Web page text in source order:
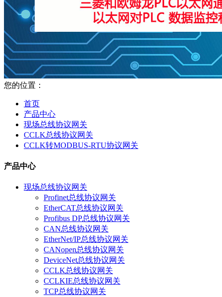
您的位置：
首页
产品中心
现场总线协议网关
CCLK总线协议网关
CCLK转MODBUS-RTU协议网关
产品中心
现场总线协议网关
Profinet总线协议网关
EtherCAT总线协议网关
Profibus DP总线协议网关
CAN总线协议网关
EtherNet/IP总线协议网关
CANopen总线协议网关
DeviceNet总线协议网关
CCLK总线协议网关
CCLKIE总线协议网关
TCP总线协议网关